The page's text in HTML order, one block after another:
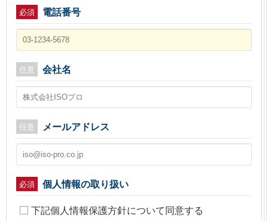
必須 電話番号
任意 会社名
任意 メールアドレス
必須
個人情報の取り扱い
下記個人情報保護方針について同意する